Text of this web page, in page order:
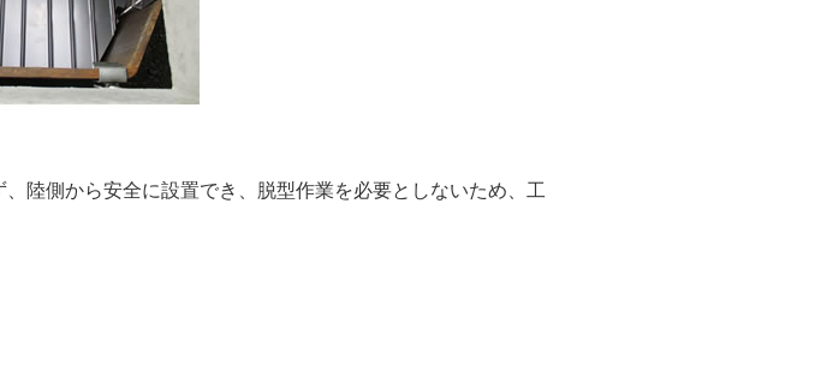
陸側から安全に設置でき、脱型作業を必要としないため、工